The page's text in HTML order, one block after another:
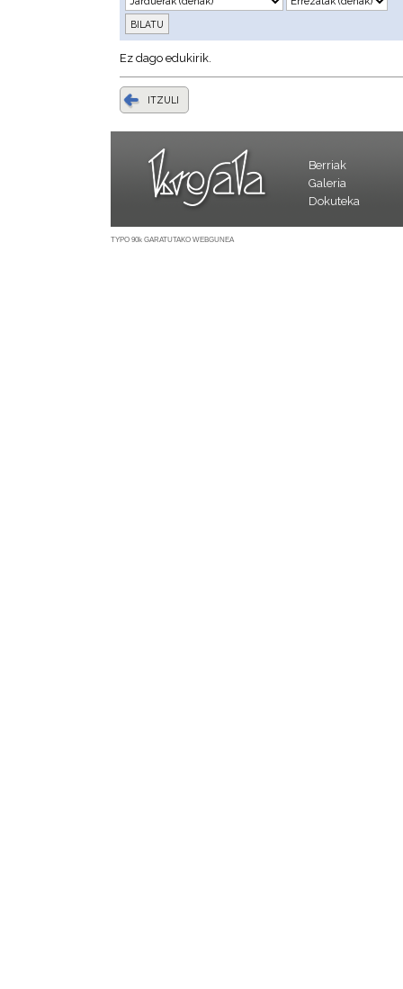
Ez dago edukirik.
ITZULI
Berriak
Galeria
Dokuteka
TYPO 90k GARATUTAKO WEBGUNEA